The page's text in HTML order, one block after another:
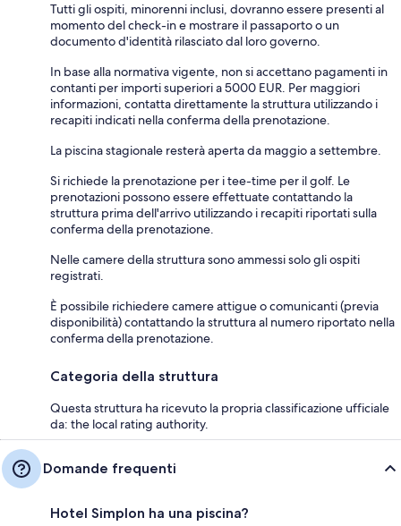
Tutti gli ospiti, minorenni inclusi, dovranno essere presenti al
momento del check-in e mostrare il passaporto o un
documento d'identità rilasciato dal loro governo.
In base alla normativa vigente, non si accettano pagamenti in
contanti per importi superiori a 5000 EUR. Per maggiori
informazioni, contatta direttamente la struttura utilizzando i
recapiti indicati nella conferma della prenotazione.
La piscina stagionale resterà aperta da maggio a settembre.
Si richiede la prenotazione per i tee-time per il golf. Le
prenotazioni possono essere effettuate contattando la
struttura prima dell'arrivo utilizzando i recapiti riportati sulla
conferma della prenotazione.
Nelle camere della struttura sono ammessi solo gli ospiti
registrati.
È possibile richiedere camere attigue o comunicanti (previa
disponibilità) contattando la struttura al numero riportato nella
conferma della prenotazione.
Categoria della struttura
Questa struttura ha ricevuto la propria classificazione ufficiale
da: the local rating authority.
Domande frequenti
Hotel Simplon ha una piscina?